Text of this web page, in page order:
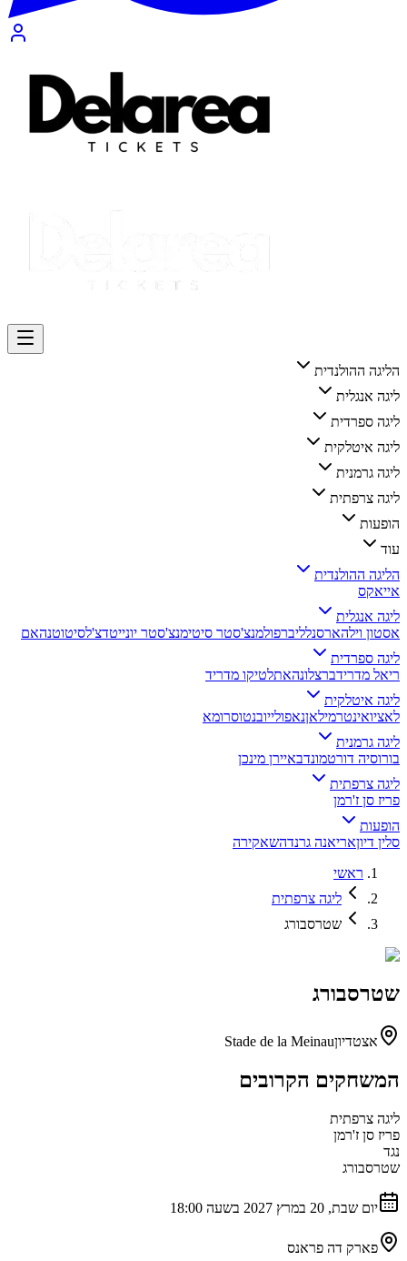
הליגה ההולנדית
ליגה אנגלית
ליגה ספרדית
ליגה איטלקית
ליגה גרמנית
ליגה צרפתית
הופעות
עוד
הליגה ההולנדית
אייאקס
ליגה אנגלית
אסטון וילהארסנלליברפולמנצ'סטר סיטימנצ'סטר יונייטדצ'לסיטוטנהאם
ליגה ספרדית
ריאל מדרידברצלונהאתלטיקו מדריד
ליגה איטלקית
לאציואינטרמילאןנאפולייובנטוסרומא
ליגה גרמנית
בורוסיה דורטמונדבאיירן מינכן
ליגה צרפתית
פריז סן ז'רמן
הופעות
סלין דיוןאריאנה גרנדהשאקירה
ראשי
ליגה צרפתית
שטרסבורג
שטרסבורג
אצטדיוןStade de la Meinau
המשחקים הקרובים
ליגה צרפתית
פריז סן ז'רמן
נגד
שטרסבורג
יום שבת, 20 במרץ 2027 בשעה 18:00
פארק דה פראנס